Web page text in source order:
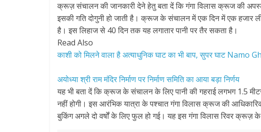
क्रूज़ संचालन की जानकारी देने हेतु बता दें कि गंगा विलास क्रूज की
इसकी गति दोगुनी हो जाती है। क्रूज के संचालन में एक दिन में एक हजार
है। इस लिहाज से 40 दिन तक यह लगातार पानी पर तैर सकता है।
Read Also
काशी को मिलने वाला है अत्याधुनिक घाट का भी बाप, सुपर घाट Namo
अयोध्या श्री राम मंदिर निर्माण पर निर्माण समिति का आया बड़ा निर्णय
यह भी बता दें कि क्रूज के संचालन के लिए पानी की गहराई लगभग 1.5
नहीं होगी। इस आरंभिक यात्रा के पश्चात गंगा विलास क्रूज की
बुकिंग अगले दो वर्षों के लिए फुल हो गई। यह इस गंगा विलास रिवर क्रूज़ के